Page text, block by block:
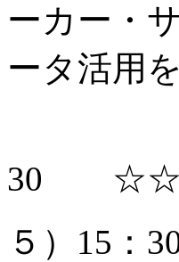
ーカー・
ータ活用
☆☆
30 ☆☆
５）15：